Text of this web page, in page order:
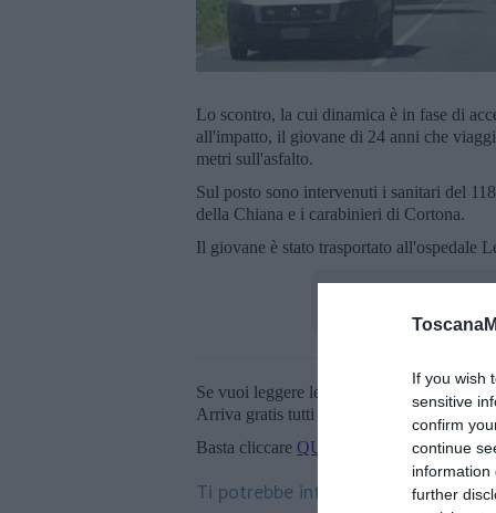
If you wish
sensitive
confirm
continue
information
further
Lo scontro, la cui dinamica è in fase di
all'impatto, il giovane di 24 anni che
metri sull'asfalto.
Sul posto sono intervenuti i sanitari del
della Chiana e i carabinieri di Cortona.
Il giovane è stato trasportato all'ospedale
Se vuoi leggere le notizie principali della
Arriva gratis tutti i giorni alle 20:00
Basta cliccare QUI
Ti potrebbe interessare anche: